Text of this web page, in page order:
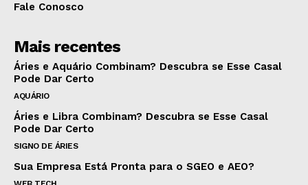
Fale Conosco
Mais recentes
Áries e Aquário Combinam? Descubra se Esse Casal
Pode Dar Certo
AQUÁRIO
Áries e Libra Combinam? Descubra se Esse Casal
Pode Dar Certo
SIGNO DE ÁRIES
Sua Empresa Está Pronta para o SGEO e AEO?